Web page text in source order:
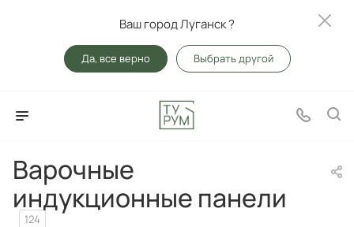
Ваш город Луганск ?
Да, все верно Выбрать другой
Варочные
индукционные панели
124